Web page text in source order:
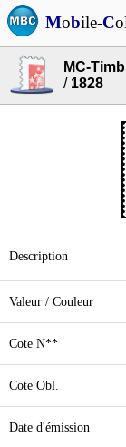
Mobile-C
MC-
/ 1828
Description
Valeur / Couleur
Cote N**
Cote Obl.
Date d'émission